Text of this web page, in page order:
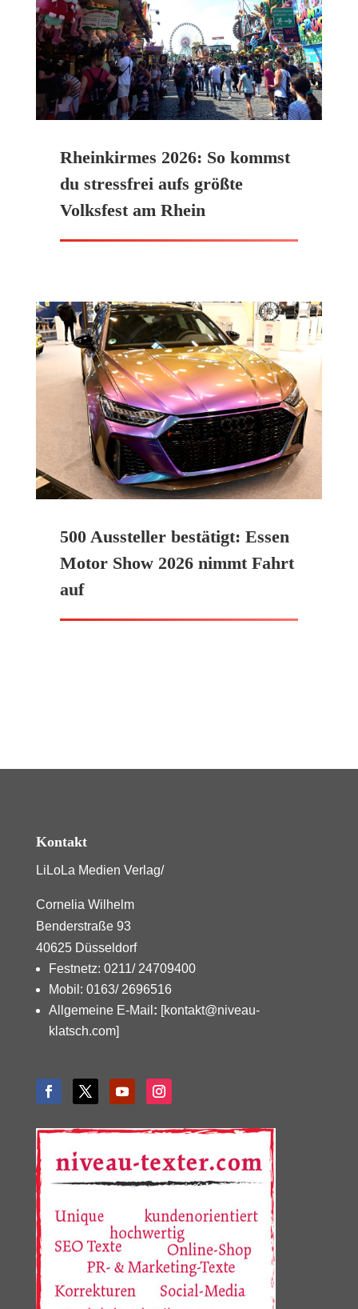
Rheinkirmes 2026: So kommst
du stressfrei aufs größte
Volksfest am Rhein
500 Aussteller bestätigt: Essen
Motor Show 2026 nimmt Fahrt
auf
Kontakt
LiLoLa Medien Verlag/
Cornelia Wilhelm
Benderstraße 93
40625 Düsseldorf
Festnetz: 0211/ 24709400
Mobil: 0163/ 2696516
Allgemeine E-Mail : [kontakt@niveau-
klatsch.com]